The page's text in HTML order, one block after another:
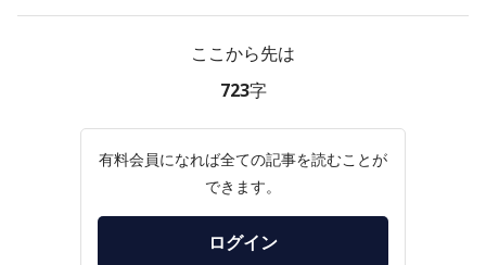
ここから先は
723字
有料会員になれば全ての記事を読むことが
できます。
ログイン